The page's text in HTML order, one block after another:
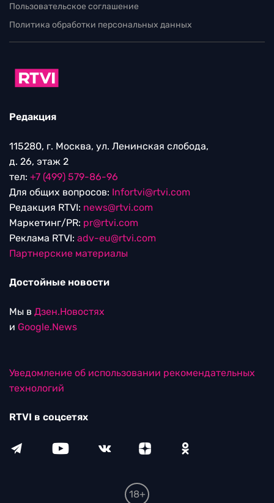
Пользовательское соглашение
Политика обработки персональных данных
Редакция
115280, г. Москва, ул. Ленинская слобода,
д. 26, этаж 2
тел: +7 (499) 579-86-96
Для общих вопросов: Infortvi@rtvi.com
Редакция RTVI: news@rtvi.com
Маркетинг/PR: pr@rtvi.com
Реклама RTVI: adv-eu@rtvi.com
Партнерские материалы
Достойные новости
Мы в Дзен.Новостях
и Google.News
Уведомление об использовании рекомендательных
технологий
RTVI в соцсетях
18+